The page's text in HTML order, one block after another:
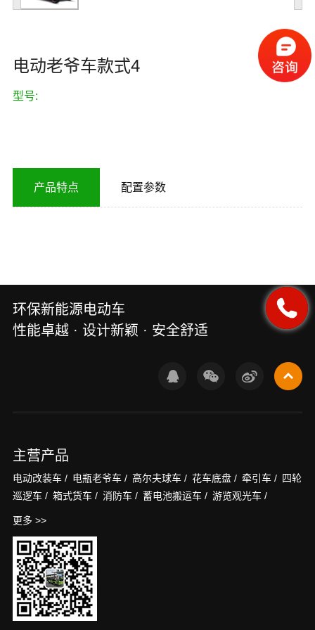
电动老爷车款式4
型号:
产品特点 配置参数
环保新能源电动车
性能卓越 · 设计新颖 · 安全舒适
主营产品
电动改装车 / 电瓶老爷车 / 高尔夫球车 / 花车底盘 / 牵引车 / 四轮
巡逻车 / 箱式货车 / 消防车 / 蓄电池搬运车 / 游览观光车 /
更多 >>